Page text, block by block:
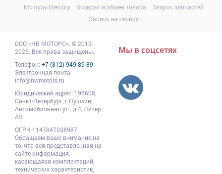
Моторы Mercury
Возврат и обмен товара
Запрос запчастей
Запись на сервис
ООО«НВ МОТОРС». © 2013-
2026. Все права защищены.
Телефон: +7 (812) 949-89-89
Электронная почта:
info@nwmotors.ru
Юридический адрес: 196608,
Санкт-Петербург, г.Пушкин,
Автомобильная ул., д.4, Литер
А3
ОГРН 1147847038987
Обращаем ваше внимание на
то, что вся представленная на
сайте информация,
касающаяся комплектаций,
технических характеристик,
Мы в соцсетях